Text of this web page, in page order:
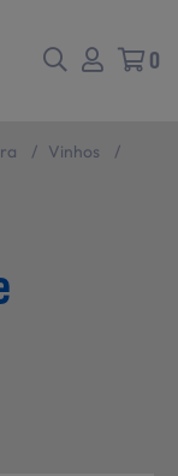
0
/ Vinhos
/